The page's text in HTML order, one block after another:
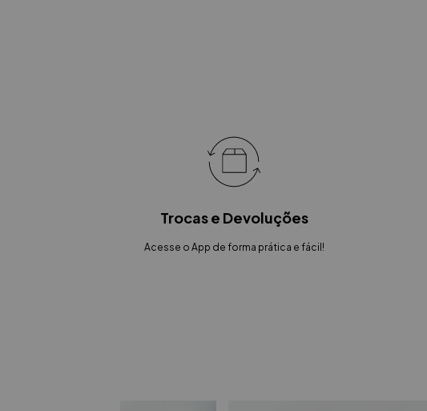
Trocas e Devoluções
Acesse o App de forma prática e fácil!